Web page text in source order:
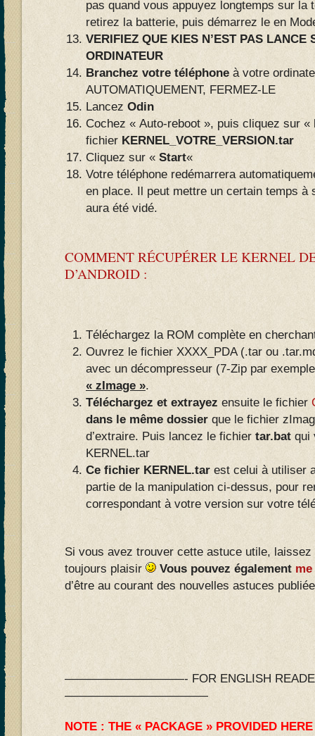
pas quand vous appuyez longtemps sur la
retirez la batterie, puis démarrez le en
VERIFIEZ QUE KIES N’EST PAS LANCE
ORDINATEUR
Branchez votre téléphone à votre
AUTOMATIQUEMENT, FERMEZ-LE
Lancez Odin
Cochez « Auto-reboot », puis cliquez sur «
fichier KERNEL_VOTRE_VERSION.tar
Cliquez sur « Start«
Votre téléphone redémarrera
en place. Il peut mettre un certain temps à
aura été vidé.
COMMENT RÉCUPÉRER LE KERNEL
D’ANDROID :
Téléchargez la ROM complète en
Ouvrez le fichier XXXX_PDA (.tar ou
avec un décompresseur (7-Zip par
« zImage ».
Téléchargez et extrayez ensuite le fichier
dans le même dossier que le fichier
d’extraire. Puis lancez le fichier tar.bat qui
KERNEL.tar
Ce fichier KERNEL.tar est celui à utiliser
partie de la manipulation ci-dessus, pour
correspondant à votre version sur votre
Si vous avez trouver cette astuce utile,
toujours plaisir
Vous pouvez également
d’être au courant des nouvelles astuces
——————————- FOR ENGLISH
————————————
NOTE : THE « PACKAGE » PROVIDED